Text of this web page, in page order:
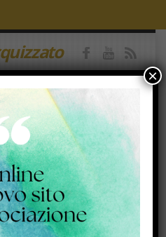
della Vallesina
fin da ora. Gesù
|don Paolo Scquizzato
Voce della
×